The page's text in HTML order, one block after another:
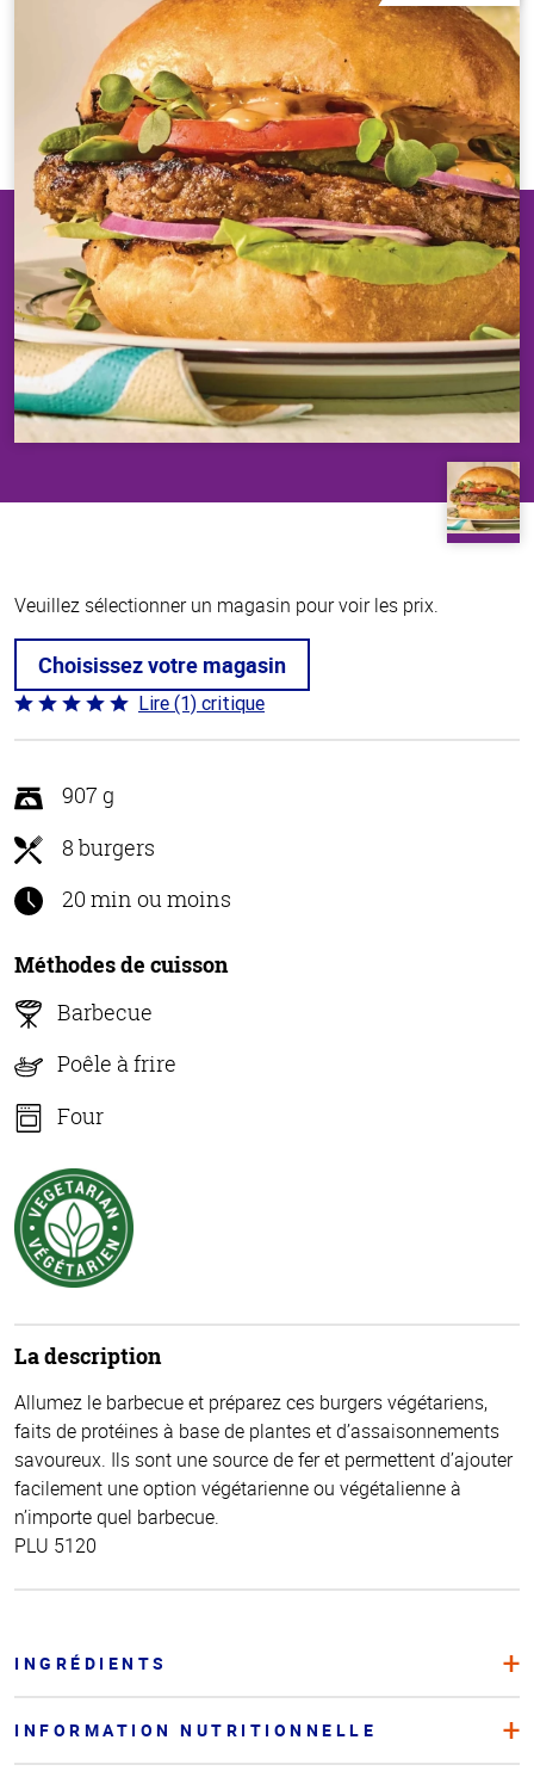
Veuillez sélectionner un magasin pour voir les prix.
Choisissez votre magasin
Coté
5 sur
Lire (1) critique
907 g
8 burgers
20 min ou moins
Méthodes de cuisson
Barbecue
Poêle à frire
Four
La description
Allumez le barbecue et préparez ces burgers végétariens,
faits de protéines à base de plantes et d’assaisonnements
savoureux. Ils sont une source de fer et permettent d’ajouter
facilement une option végétarienne ou végétalienne à
n’importe quel barbecue.
PLU 5120
INGRÉDIENTS
INFORMATION NUTRITIONNELLE